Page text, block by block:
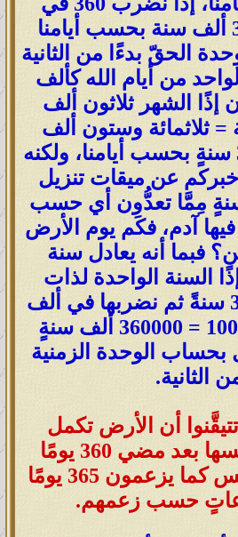
1000 = 360000 ألف سنة بحسب أيامنا
الحقّ بدءًا من الثانية
من أيام الله كألف
إذًا الشهر ثلاثون ألف
= ثلاثمائة وستون ألف
فانظر = 360000 سنةٍ بحسب أيامنا، ولكنه
عن ميقات تنزيل
سنةٍ مِمَّا تعدُّون أي حسب
آدم، فكَم يوم الأرض
فبما أنه يعادل سنة
السنة الواحدة لذات
المشرقين = 360 سنةً ثم نضربها في ألف
سنةٍ 360 في 1000 = 360000 ألف سنةٍ
بحساب الوحدة الزمنية
الثانية.
أن الأرض تكمل
دورتها حول نفسها بعد مضي 360 يومًا
حسب أيامنا وليس كما يزعمون 365 يومًا
حسب زعمهم.